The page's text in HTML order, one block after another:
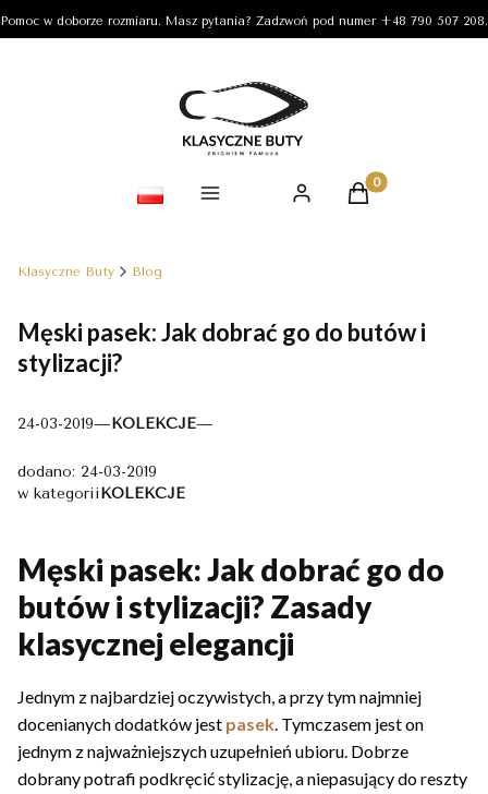
Pomoc w doborze rozmiaru. Masz pytania? Zadzwoń pod numer +48 790 507 208.
Produkty w
Klasyczne Buty Blog
Męski pasek: Jak dobrać go do butów i
stylizacji?
24-03-2019—KOLEKCJE—
dodano: 24-03-2019
w kategoriiKOLEKCJE
Męski pasek: Jak dobrać go do
butów i stylizacji? Zasady
klasycznej elegancji
Jednym z najbardziej oczywistych, a przy tym najmniej
docenianych dodatków jest pasek. Tymczasem jest on
jednym z najważniejszych uzupełnień ubioru. Dobrze
dobrany potrafi podkręcić stylizację, a niepasujący do reszty